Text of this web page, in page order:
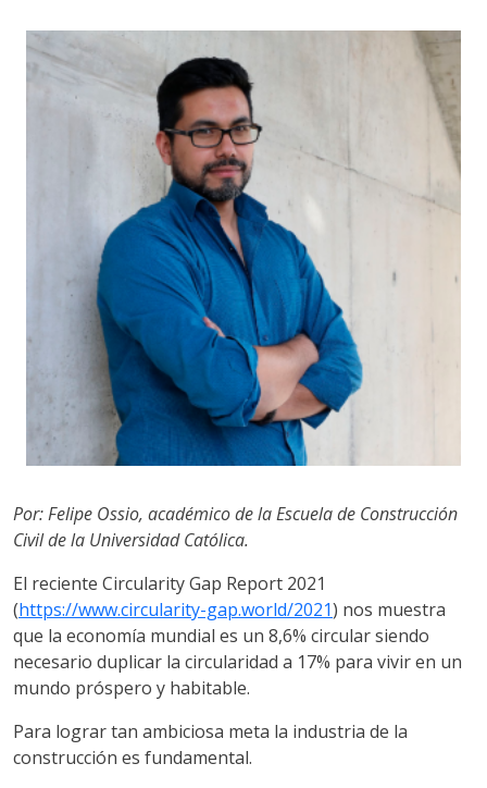
Por: Felipe Ossio, académico de la Escuela de Construcción
Civil de la Universidad Católica.
El reciente Circularity Gap Report 2021
(https://www.circularity-gap.world/2021) nos muestra
que la economía mundial es un 8,6% circular siendo
necesario duplicar la circularidad a 17% para vivir en un
mundo próspero y habitable.
Para lograr tan ambiciosa meta la industria de la
construcción es fundamental.